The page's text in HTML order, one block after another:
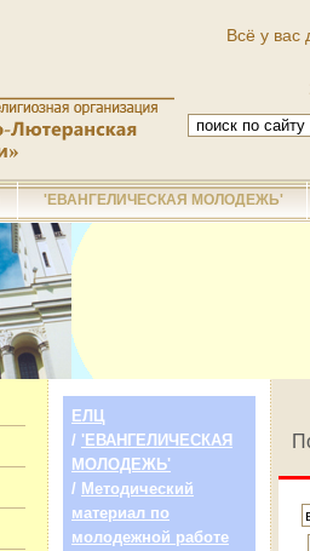
Всё у вас
'ЕВАНГЕЛИЧЕСКАЯ МОЛОДЕЖЬ'
ЕЛЦ
/ 'ЕВАНГЕЛИЧЕСКАЯ
МОЛОДЕЖЬ'
/ Методический
материал по
молодежной работе